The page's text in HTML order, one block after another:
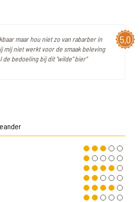
5,0
maar hou niet zo van rabarber in
mij niet werkt voor de smaak beleving
de bedoeling bij dit "wilde" bier"